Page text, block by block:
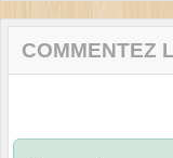
COMMENTEZ